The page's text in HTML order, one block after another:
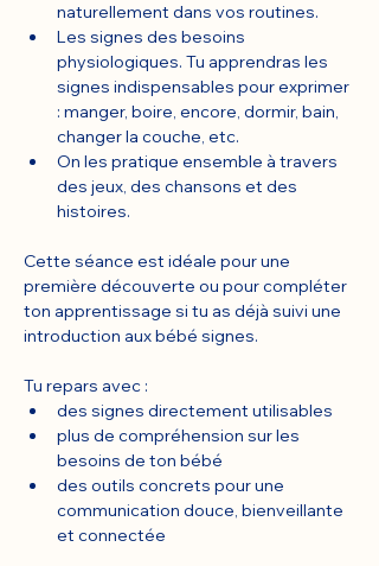
naturellement dans vos routines.
Les signes des besoins
physiologiques. Tu apprendras les
signes indispensables pour exprimer
: manger, boire, encore, dormir, bain,
changer la couche, etc.
On les pratique ensemble à travers
des jeux, des chansons et des
histoires.
Cette séance est idéale pour une
première découverte ou pour compléter
ton apprentissage si tu as déjà suivi une
introduction aux bébé signes.
Tu repars avec :
des signes directement utilisables
plus de compréhension sur les
besoins de ton bébé
des outils concrets pour une
communication douce, bienveillante
et connectée